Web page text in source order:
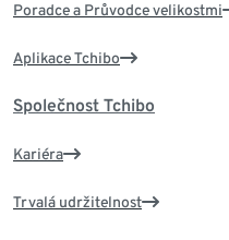
Poradce a Průvodce velikostmi
Aplikace Tchibo
Společnost Tchibo
Kariéra
Trvalá udržitelnost